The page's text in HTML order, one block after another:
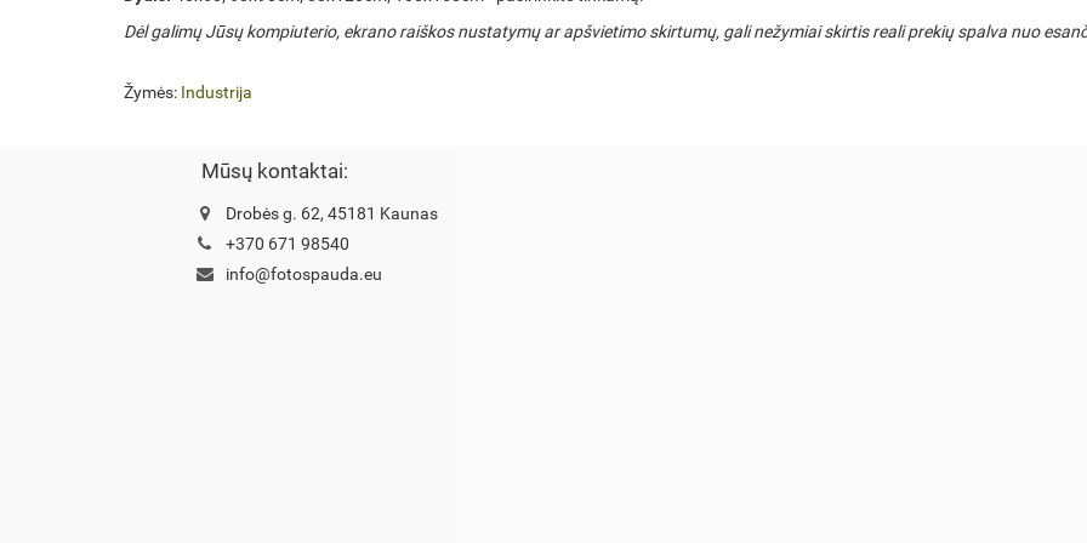
Dėl galimų Jūsų kompiuterio, ekrano raiškos nustatymų ar apšvietimo skirtumų, gali nežymiai skirtis reali prekių spalva nuo
Žymės: Industrija
Mūsų kontaktai:
Drobės g. 62, 45181 Kaunas
+370 671 98540
info@fotospauda.eu